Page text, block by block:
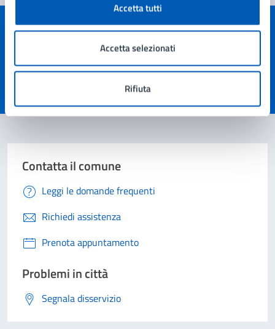
Accetta tutti
Accetta selezionati
Rifiuta
Quanto sono chiare le informazioni su questa
Valuta 5 stelle su 5
Valuta 4 stelle su 5
Valuta 3 stelle su 5
Contatta il comune
Leggi le domande frequenti
Richiedi assistenza
Prenota appuntamento
Problemi in città
Segnala disservizio